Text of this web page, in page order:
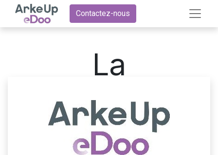
Contactez-nous
La
comptabilité
avec Odoo